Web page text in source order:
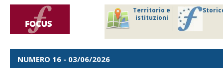
Territorio e
istituzioni
NUMERO 16 - 03/06/2026